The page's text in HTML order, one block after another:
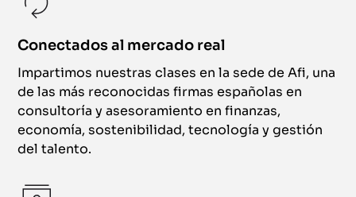
Conectados al mercado real
Impartimos nuestras clases en la sede de Afi, una
de las más reconocidas firmas españolas en
consultoría y asesoramiento en finanzas,
economía, sostenibilidad, tecnología y gestión
del talento.